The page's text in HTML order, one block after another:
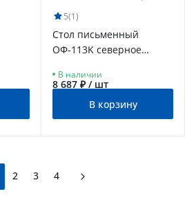
5(1)
Стол письменный
ОФ-113K северное
В наличии
8 687 ₽ / шт
В корзину
2 3 4